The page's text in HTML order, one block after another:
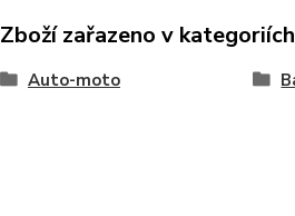
Zboží zařazeno v kategoriích
Auto-moto